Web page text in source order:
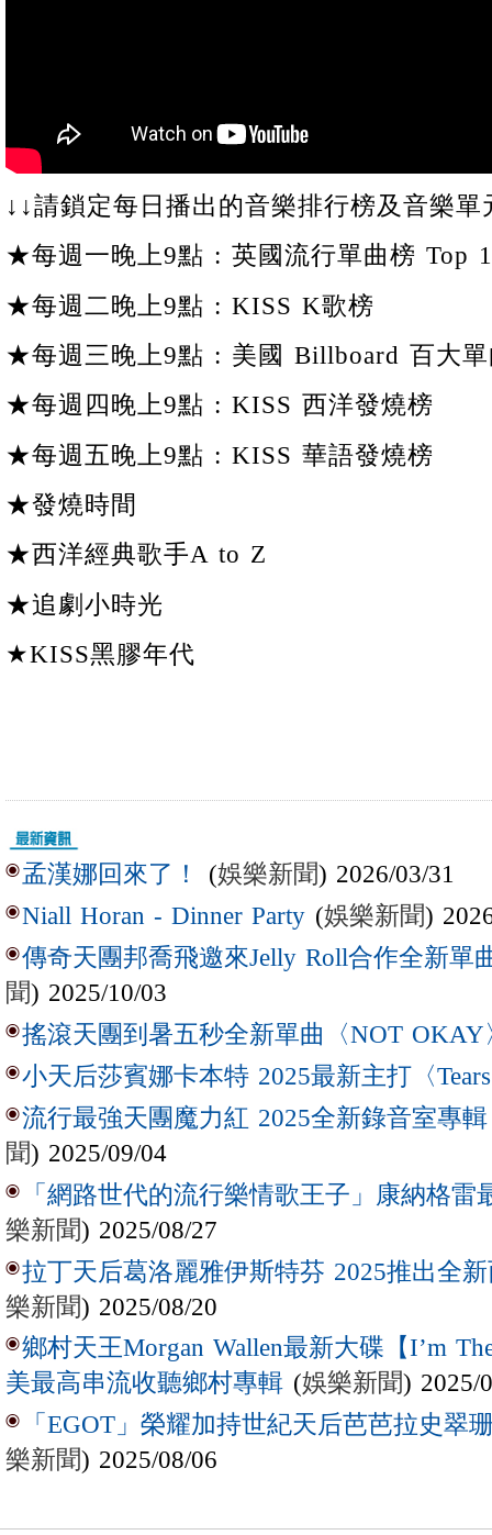
↓↓請鎖定每日播出的音樂排行榜及音樂單
★每週一晚上9點 : 英國流行單曲榜 Top
★每週二晚上9點 : KISS K歌榜
★每週三晚上9點 : 美國 Billboard 百大
★每週四晚上9點 : KISS 西洋發燒榜
★每週五晚上9點 : KISS 華語發燒榜
★發燒時間
★西洋經典歌手A to Z
★追劇小時光
★KISS黑膠年代
孟漢娜回來了！ (娛樂新聞) 2026/03/31
Niall Horan - Dinner Party (娛樂新聞)
傳奇天團邦喬飛邀來Jelly Roll合作全新單
聞) 2025/10/03
搖滾天團到暑五秒全新單曲〈NOT OKAY
小天后莎賓娜卡本特 2025最新主打〈
流行最強天團魔力紅 2025全新錄音室專
聞) 2025/09/04
「網路世代的流行樂情歌王子」康納格雷
樂新聞) 2025/08/27
拉丁天后葛洛麗雅伊斯特芬 2025推出全新
樂新聞) 2025/08/20
鄉村天王Morgan Wallen最新大碟【I’m
美最高串流收聽鄉村專輯 (娛樂新聞) 2025/
「EGOT」榮耀加持世紀天后芭芭拉史翠
樂新聞) 2025/08/06